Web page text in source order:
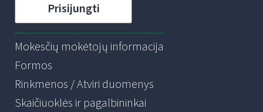
Prisijungti
Mokesčių mokėtojų informacija
Formos
Rinkmenos / Atviri duomenys
Skaičiuoklės ir pagalbininkai